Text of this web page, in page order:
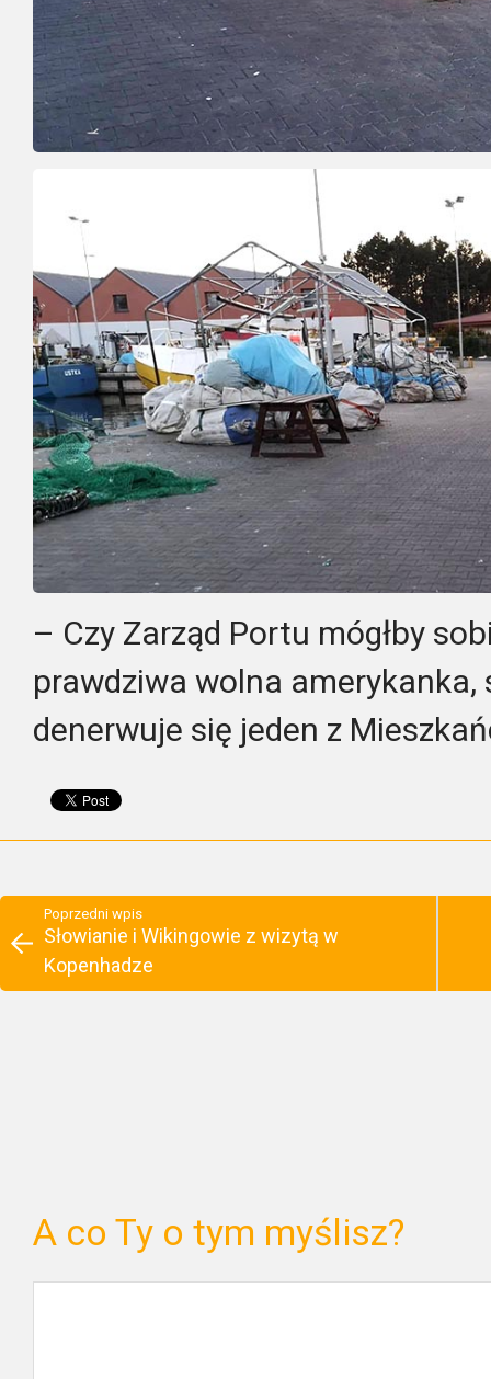
– Czy Zarząd Portu mógłby
prawdziwa wolna
denerwuje się jeden z
Poprzedni wpis
Słowianie i Wikingowie z wizytą w
Kopenhadze
A co Ty o tym myślisz?